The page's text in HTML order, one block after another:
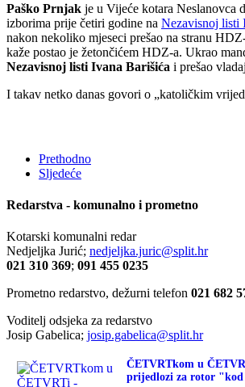
Paško Prnjak je u Vijeće kotara Neslanovca
izborima prije četiri godine na Nezavisnoj listi
nakon nekoliko mjeseci prešao na stranu
kaže postao je žetončićem HDZ-a. Ukrao
Nezavisnoj listi Ivana Barišića i prešao
I takav netko danas govori o „katoličkim
Prethodno
Sljedeće
Redarstva - komunalno i prometno
Kotarski komunalni redar
Nedjeljka Jurić; nedjeljka.juric@split.hr
021 310 369; 091 455 0235
Prometno redarstvo, dežurni telefon 021 682
Voditelj odsjeka za redarstvo
Josip Gabelica; josip.gabelica@split.hr
ČETVRTkom u
prijedlozi za rotor "kod